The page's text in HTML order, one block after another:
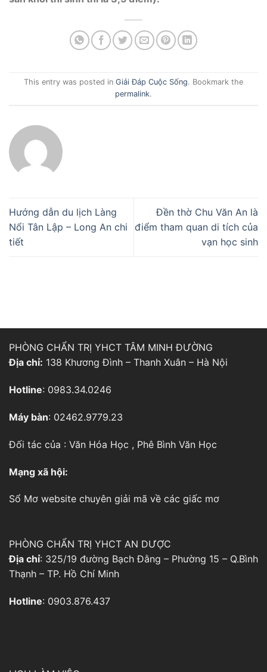
This entry was posted in Giải Đáp Cuộc Sống. Bookmark the
permalink.
Hướng dẫn du lịch Làng
Nổi Tân Lập – Long An chi
tiết
Đền thờ Chu Văn An là
điểm tham quan di tích của
vạn học sinh
PHÒNG CHẨN TRỊ YHCT TÂM MINH ĐƯỜNG
Địa chỉ: 138 Khương Đình – Thanh Xuân – Hà Nội
Hotline: 0983.34.0246
Máy bàn: 02462.9779.23
Đối tác của : Văn Hóa Học , Phê Bình Văn Học
Mạng xã hội:
Sổ Mơ website chuyên giải mã về các giấc mơ
PHÒNG CHẨN TRỊ YHCT AN DƯỢC
Địa chỉ: 325/19 đường Bạch Đằng – Phường 15 – Q.Bình
Thạnh – TP. Hồ Chí Minh
Hotline: 0903.876.437